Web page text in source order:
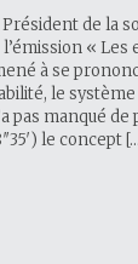
de la
« Les
à se
le
pas manqué
le concept